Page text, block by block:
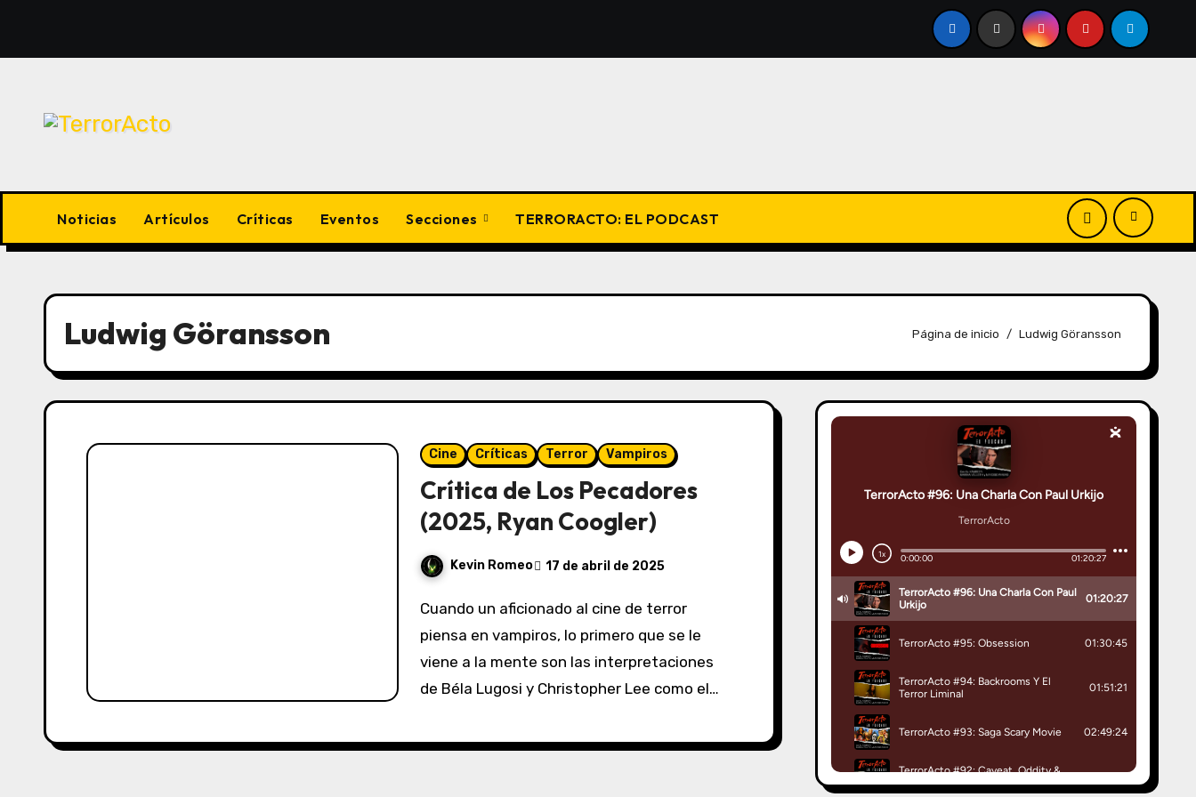
contenido
Noticias Artículos Críticas Eventos Secciones TERRORACTO: EL PODCAST
Ludwig Göransson Página de inicio Ludwig Göransson
Cine Críticas Terror Vampiros
Crítica de Los Pecadores
(2025, Ryan Coogler)
Kevin Romeo 17 de abril de 2025
Cuando un aficionado al cine de terror
piensa en vampiros, lo primero que se le
viene a la mente son las interpretaciones
de Béla Lugosi y Christopher Lee como el…